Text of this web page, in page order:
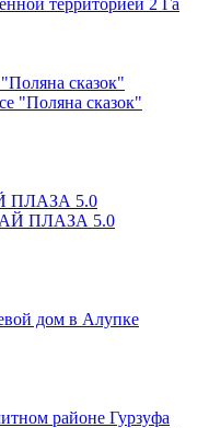
сказок"
ПЛАЗА 5.0
районе Гурзуфа